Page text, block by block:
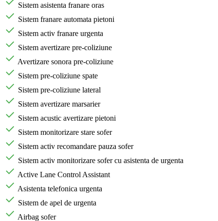
Sistem asistenta franare oras
Sistem franare automata pietoni
Sistem activ franare urgenta
Sistem avertizare pre-coliziune
Avertizare sonora pre-coliziune
Sistem pre-coliziune spate
Sistem pre-coliziune lateral
Sistem avertizare marsarier
Sistem acustic avertizare pietoni
Sistem monitorizare stare sofer
Sistem activ recomandare pauza sofer
Sistem activ monitorizare sofer cu asistenta de urgenta
Active Lane Control Assistant
Asistenta telefonica urgenta
Sistem de apel de urgenta
Airbag sofer